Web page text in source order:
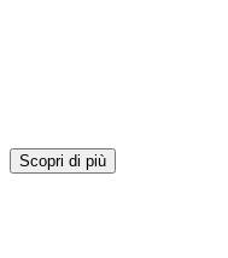
Scopri di più